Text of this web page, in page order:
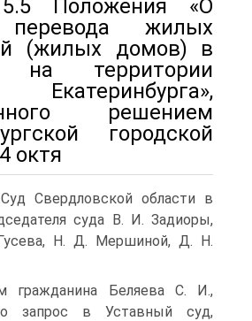
Положения «О
перевода жилых
(жилых домов) в
на территории
решением
городской
октя
Свердловской области в
суда В. И. Задиоры,
Н. Д. Мершиной, Д. Н.
гражданина Беляева С. И.,
запрос в Уставный суд,